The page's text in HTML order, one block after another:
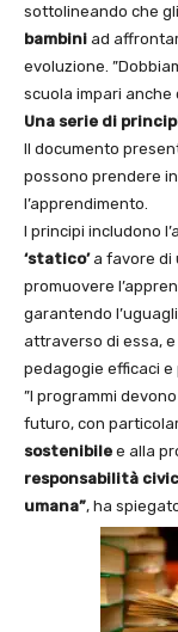
sottolineando che gli
bambini ad
evoluzione.
scuola impari anche
Una serie di
Il documento
possono prendere
l’apprendimento.
I principi includono
‘statico’a favore di
promuovere
garantendo
attraverso di essa,
pedagogie efficaci e
”I programmi
futuro, con
sostenibile e alla
responsabilità
umana”, ha